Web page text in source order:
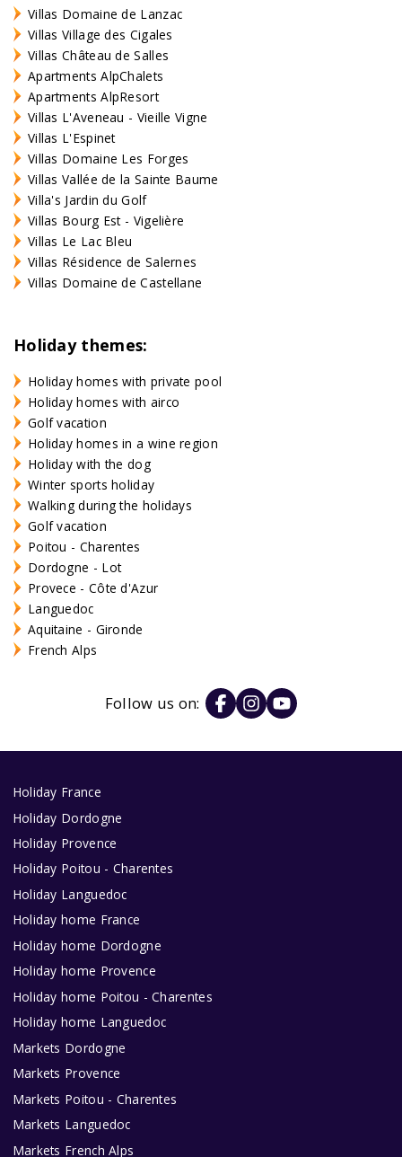
Villas Domaine de Lanzac
Villas Village des Cigales
Villas Château de Salles
Apartments AlpChalets
Apartments AlpResort
Villas L'Aveneau - Vieille Vigne
Villas L'Espinet
Villas Domaine Les Forges
Villas Vallée de la Sainte Baume
Villa's Jardin du Golf
Villas Bourg Est - Vigelière
Villas Le Lac Bleu
Villas Résidence de Salernes
Villas Domaine de Castellane
Holiday themes:
Holiday homes with private pool
Holiday homes with airco
Golf vacation
Holiday homes in a wine region
Holiday with the dog
Winter sports holiday
Walking during the holidays
Golf vacation
Poitou - Charentes
Dordogne - Lot
Provece - Côte d'Azur
Languedoc
Aquitaine - Gironde
French Alps
Follow us on:
Holiday France
Holiday Dordogne
Holiday Provence
Holiday Poitou - Charentes
Holiday Languedoc
Holiday home France
Holiday home Dordogne
Holiday home Provence
Holiday home Poitou - Charentes
Holiday home Languedoc
Markets Dordogne
Markets Provence
Markets Poitou - Charentes
Markets Languedoc
Markets French Alps